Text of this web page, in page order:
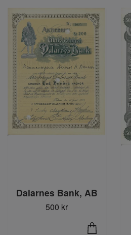
Dalarnes Bank, AB
500 kr